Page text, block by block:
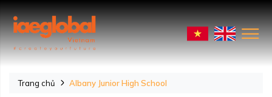
Trang chủ Albany Junior High School